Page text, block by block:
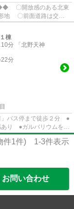
東
地 〇前面道路は交通
棟
10分 「北野天神
22分
」バス停まで徒歩２分 ●
り ●ガルバリウムを使
件1件) 1-3件表示
お問い合わせ